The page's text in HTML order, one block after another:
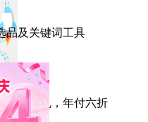
品及关键词工具
美国主机，年付六折